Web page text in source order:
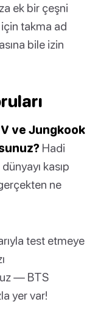
ek bir çeşni
takma ad
bile izin
V ve Jungkook
Hadi
kasıp
ne
test etmeye
— BTS
yer var!